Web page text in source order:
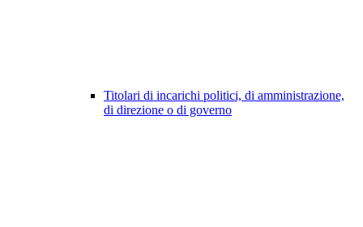
Titolari di incarichi politici, di amministrazione,
di direzione o di governo